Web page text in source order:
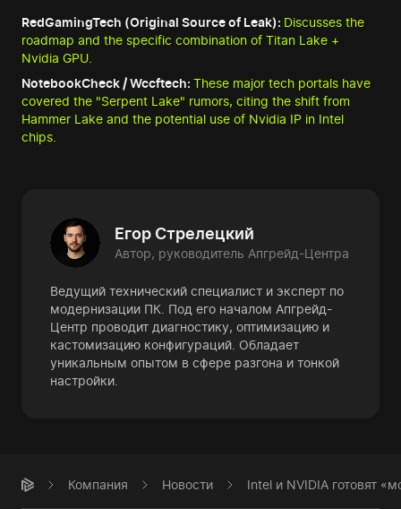
RedGamingTech (Original Source of Leak): Discusses the
roadmap and the specific combination of Titan Lake +
Nvidia GPU.
NotebookCheck / Wccftech: These major tech portals have
covered the "Serpent Lake" rumors, citing the shift from
Hammer Lake and the potential use of Nvidia IP in Intel
chips.
Егор Стрелецкий
Автор, руководитель Апгрейд-Центра
Ведущий технический специалист и эксперт по
модернизации ПК. Под его началом Апгрейд-
Центр проводит диагностику, оптимизацию и
кастомизацию конфигураций. Обладает
уникальным опытом в сфере разгона и тонкой
настройки.
Компания Новости Intel и NVIDIA готовят